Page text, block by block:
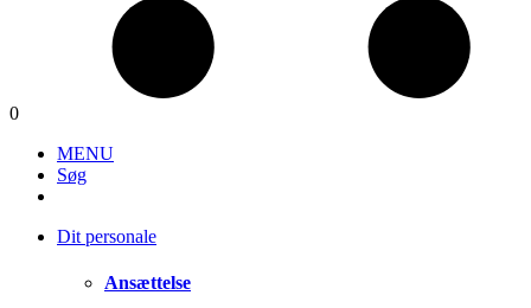
0
MENU
Søg
Dit personale
Ansættelse